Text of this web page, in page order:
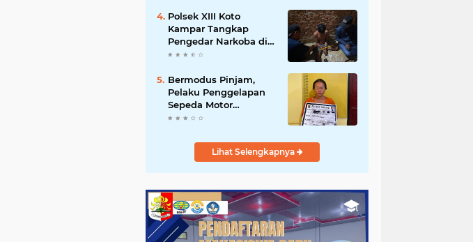
TELAH DITUNAIKAN,
PERJUANGAN AKAN
TERUS BERLANJUT
Polsek XIII Koto
Kampar Tangkap
Pengedar Narkoba di
Desa Gunung Bungsu
Bermodus Pinjam,
Pelaku Penggelapan
Sepeda Motor
Ditangkap Polsek
Lihat Selengkapnya